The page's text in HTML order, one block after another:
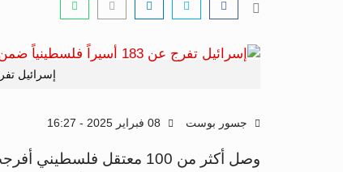
إسرائيل تفرج عن
جسور بوست
وصل أكثر من 100 معتقل فلسطيني أفرجت عنهم إسرائيل، السبت، إلى